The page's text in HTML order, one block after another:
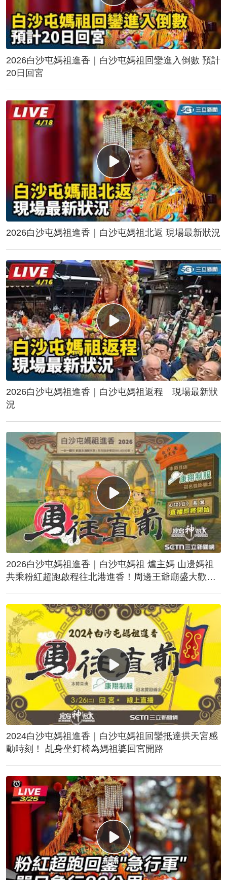
2026白沙屯媽祖進香｜白沙屯媽祖回鑾進入倒數 預計
20日回宮
2026白沙屯媽祖進香｜白沙屯媽祖北返 現場最新狀況
2026白沙屯媽祖進香｜白沙屯媽祖返程 現場最新狀
況
2026白沙屯媽祖進香｜白沙屯媽祖 爐主媽 山邊媽祖
共乘粉紅超跑啟程往北港進香！周邊王爺廟盛大歡
2024白沙屯媽祖進香｜白沙屯媽祖回鑾抵達拱天宮感
動時刻！ 乩身坐釘椅為媽祖婆回宮開路